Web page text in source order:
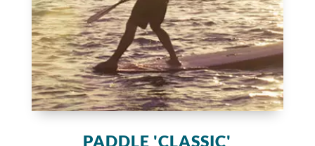
PADDLE 'CLASSIC'